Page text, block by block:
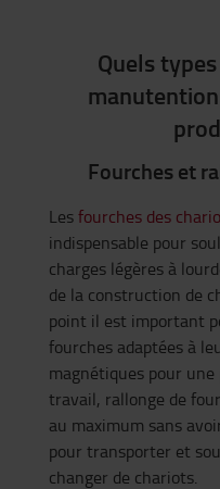
Quels
Fourches et
Lesfourches des
indispensable pour
charges légères à
de la construction de
point il est important
fourches adaptées à
magnétiques pour
travail, rallonge de
au maximum sans
pour transporter et
changer de chariots.